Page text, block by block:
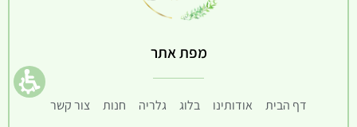
מפת אתר
דף הבית אודותינו בלוג גלריה חנות צור קשר